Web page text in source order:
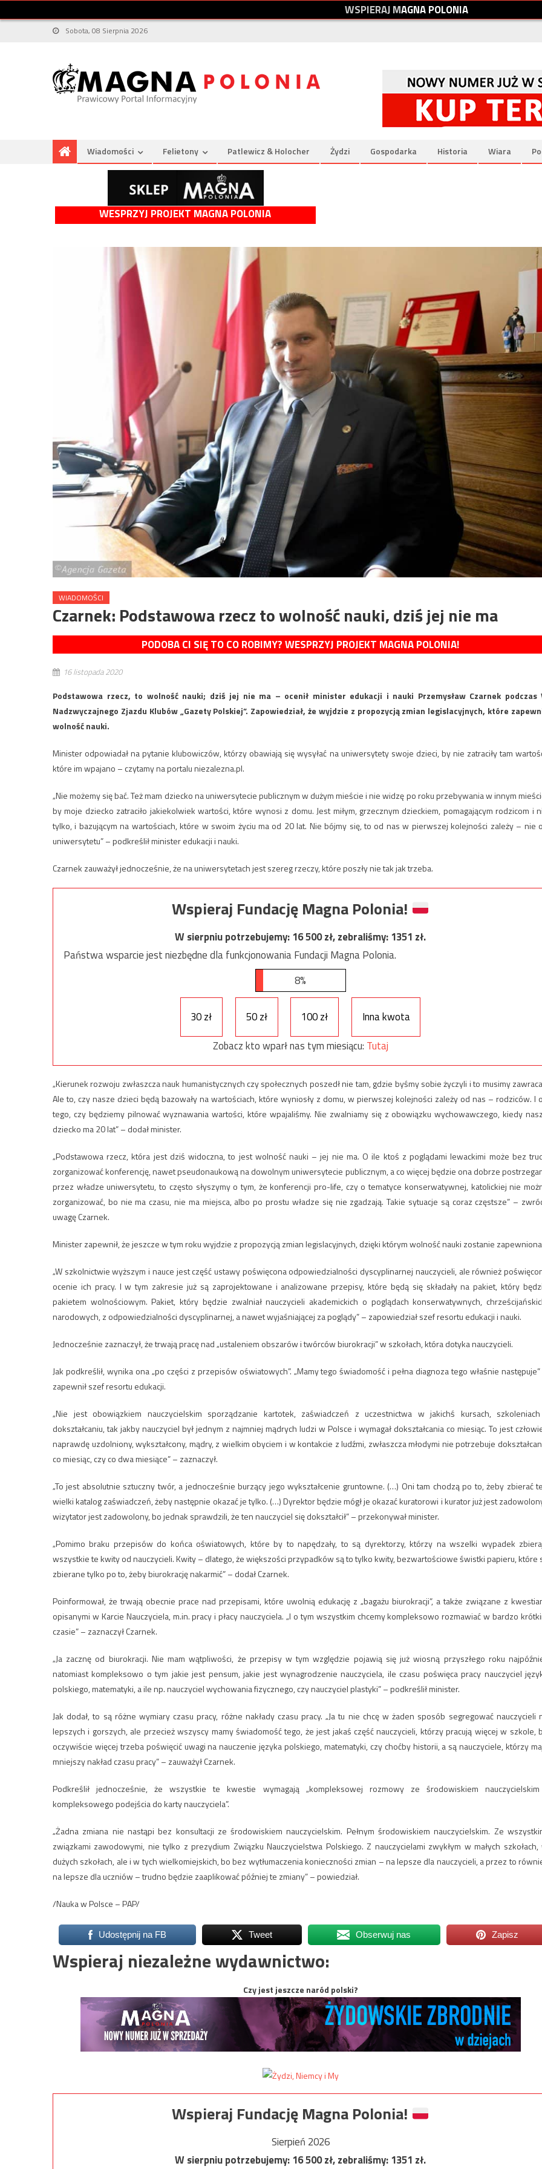
WSPIERAJMAGNAPOLONIA
Sobota, 08 Sierpnia 2026
Wiadomości Felietony Patlewicz & Holocher Żydzi Gospodarka Historia Wiara
WESPRZYJ PROJEKT MAGNA POLONIA
WIADOMOŚCI
Czarnek: Podstawowa rzecz to wolność nauki, dziś jej nie ma
PODOBA CI SIĘ TO CO ROBIMY? WESPRZYJ PROJEKT MAGNA POLONIA!
16 listopada 2020
Podstawowa rzecz, to wolność nauki; dziś jej nie ma – ocenił minister edukacji i nauki Przemysław Czarnek podczas
Nadzwyczajnego Zjazdu Klubów „Gazety Polskiej”. Zapowiedział, że wyjdzie z propozycją zmian legislacyjnych, które
wolność nauki.
Minister odpowiadał na pytanie klubowiczów, którzy obawiają się wysyłać na uniwersytety swoje dzieci, by nie zatraciły tam
które im wpajano – czytamy na portalu niezalezna.pl.
„Nie możemy się bać. Też mam dziecko na uniwersytecie publicznym w dużym mieście i nie widzę po roku przebywania w innym
by moje dziecko zatraciło jakiekolwiek wartości, które wynosi z domu. Jest miłym, grzecznym dzieckiem, pomagającym rodzicom i
tylko, i bazującym na wartościach, które w swoim życiu ma od 20 lat. Nie bójmy się, to od nas w pierwszej kolejności zależy – nie
uniwersytetu” – podkreślił minister edukacji i nauki.
Czarnek zauważył jednocześnie, że na uniwersytetach jest szereg rzeczy, które poszły nie tak jak trzeba.
Wspieraj Fundację Magna Polonia!
W sierpniu potrzebujemy:16 500zł, zebraliśmy:1351 zł.
Państwa wsparcie jest niezbędne dla funkcjonowania Fundacji Magna Polonia.
8%
30 zł 50 zł 100 zł
Inna kwota
Zobacz kto wparł nas tym miesiącu: Tutaj
„Kierunek rozwoju zwłaszcza nauk humanistycznych czy społecznych poszedł nie tam, gdzie byśmy sobie życzyli i to musimy
Ale to, czy nasze dzieci będą bazowały na wartościach, które wyniosły z domu, w pierwszej kolejności zależy od nas – rodziców. I
tego, czy będziemy pilnować wyznawania wartości, które wpajaliśmy. Nie zwalniamy się z obowiązku wychowawczego, kiedy
dziecko ma 20 lat” – dodał minister.
„Podstawowa rzecz, która jest dziś widoczna, to jest wolność nauki – jej nie ma. O ile ktoś z poglądami lewackimi może bez
zorganizować konferencję, nawet pseudonaukową na dowolnym uniwersytecie publicznym, a co więcej będzie ona dobrze
przez władze uniwersytetu, to często słyszymy o tym, że konferencji pro-life, czy o tematyce konserwatywnej, katolickiej nie
zorganizować, bo nie ma czasu, nie ma miejsca, albo po prostu władze się nie zgadzają. Takie sytuacje są coraz częstsze” –
uwagę Czarnek.
Minister zapewnił, że jeszcze w tym roku wyjdzie z propozycją zmian legislacyjnych, dzięki którym wolność nauki zostanie
„W szkolnictwie wyższym i nauce jest część ustawy poświęcona odpowiedzialności dyscyplinarnej nauczycieli, ale również
ocenie ich pracy. I w tym zakresie już są zaprojektowane i analizowane przepisy, które będą się składały na pakiet, który
pakietem wolnościowym. Pakiet, który będzie zwalniał nauczycieli akademickich o poglądach konserwatywnych,
narodowych, z odpowiedzialności dyscyplinarnej, a nawet wyjaśniającej za poglądy” – zapowiedział szef resortu edukacji i nauki.
Jednocześnie zaznaczył, że trwają pracę nad „ustaleniem obszarów i twórców biurokracji” w szkołach, która dotyka nauczycieli.
Jak podkreślił, wynika ona „po części z przepisów oświatowych”. „Mamy tego świadomość i pełna diagnoza tego właśnie
zapewnił szef resortu edukacji.
„Nie jest obowiązkiem nauczycielskim sporządzanie kartotek, zaświadczeń z uczestnictwa w jakichś kursach,
dokształcaniu, tak jakby nauczyciel był jednym z najmniej mądrych ludzi w Polsce i wymagał dokształcania co miesiąc. To jest
naprawdę uzdolniony, wykształcony, mądry, z wielkim obyciem i w kontakcie z ludźmi, zwłaszcza młodymi nie potrzebuje
co miesiąc, czy co dwa miesiące” – zaznaczył.
„To jest absolutnie sztuczny twór, a jednocześnie burzący jego wykształcenie gruntowne. (…) Oni tam chodzą po to, żeby zbierać
wielki katalog zaświadczeń, żeby następnie okazać je tylko. (…) Dyrektor będzie mógł je okazać kuratorowi i kurator już jest
wizytator jest zadowolony, bo jednak sprawdzili, że ten nauczyciel się dokształcił” – przekonywał minister.
„Pomimo braku przepisów do końca oświatowych, które by to napędzały, to są dyrektorzy, którzy na wszelki wypadek
wszystkie te kwity od nauczycieli. Kwity – dlatego, że większości przypadków są to tylko kwity, bezwartościowe świstki papieru, które
zbierane tylko po to, żeby biurokrację nakarmić” – dodał Czarnek.
Poinformował, że trwają obecnie prace nad przepisami, które uwolnią edukację z „bagażu biurokracji”, a także związane z
opisanymi w Karcie Nauczyciela, m.in. pracy i płacy nauczyciela. „I o tym wszystkim chcemy kompleksowo rozmawiać w bardzo
czasie” – zaznaczył Czarnek.
„Ja zacznę od biurokracji. Nie mam wątpliwości, że przepisy w tym względzie pojawią się już wiosną przyszłego roku
natomiast kompleksowo o tym jakie jest pensum, jakie jest wynagrodzenie nauczyciela, ile czasu poświęca pracy nauczyciel
polskiego, matematyki, a ile np. nauczyciel wychowania fizycznego, czy nauczyciel plastyki” – podkreślił minister.
Jak dodał, to są różne wymiary czasu pracy, różne nakłady czasu pracy. „Ja tu nie chcę w żaden sposób segregować nauczycieli
lepszych i gorszych, ale przecież wszyscy mamy świadomość tego, że jest jakaś część nauczycieli, którzy pracują więcej w szkole,
oczywiście więcej trzeba poświęcić uwagi na nauczenie języka polskiego, matematyki, czy choćby historii, a są nauczyciele, którzy
mniejszy nakład czasu pracy” – zauważył Czarnek.
Podkreślił jednocześnie, że wszystkie te kwestie wymagają „kompleksowej rozmowy ze środowiskiem
kompleksowego podejścia do karty nauczyciela”.
„Żadna zmiana nie nastąpi bez konsultacji ze środowiskiem nauczycielskim. Pełnym środowiskiem nauczycielskim. Ze
związkami zawodowymi, nie tylko z prezydium Związku Nauczycielstwa Polskiego. Z nauczycielami zwykłym w małych szkołach,
dużych szkołach, ale i w tych wielkomiejskich, bo bez wytłumaczenia konieczności zmian – na lepsze dla nauczycieli, a przez to
na lepsze dla uczniów – trudno będzie zaaplikować później te zmiany” – powiedział.
/Nauka w Polsce – PAP/
Udostępnij na FB Tweet Obserwuj nas Zapisz
Wspieraj niezależne wydawnictwo:
Czy jest jeszcze naród polski?
Wspieraj Fundację Magna Polonia!
Sierpień 2026
W sierpniu potrzebujemy:16 500zł, zebraliśmy:1351 zł.